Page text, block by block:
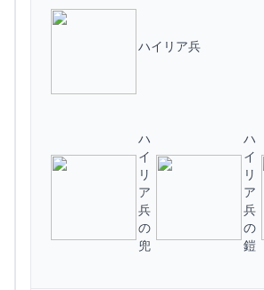
ハイリア兵
ハ
イ
リ
ア
兵
の
兜
ハ
イ
リ
ア
兵
の
鎧